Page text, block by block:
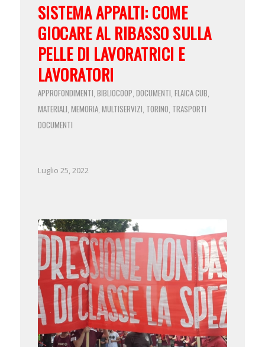
SISTEMA APPALTI: COME
GIOCARE AL RIBASSO SULLA
PELLE DI LAVORATRICI E
LAVORATORI
APPROFONDIMENTI, BIBLIOCOOP, DOCUMENTI, FLAICA CUB,
MATERIALI, MEMORIA, MULTISERVIZI, TORINO, TRASPORTI
DOCUMENTI
Luglio 25, 2022